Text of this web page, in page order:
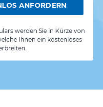
ANFORDERN
werden Sie in Kürze von
Ihnen ein kostenloses